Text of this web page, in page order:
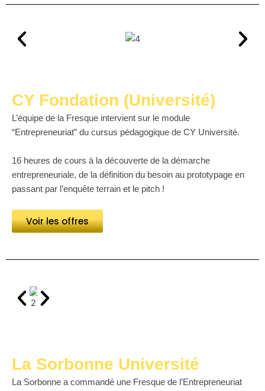
CY Fondation (Université)
L’équipe de la Fresque intervient sur le module
“Entrepreneuriat” du cursus pédagogique de CY Université.
16 heures de cours à la découverte de la démarche
entrepreneuriale, de la définition du besoin au prototypage en
passant par l’enquête terrain et le pitch !
Voir les offres
La Sorbonne Université
La Sorbonne a commandé une Fresque de l’Entrepreneuriat